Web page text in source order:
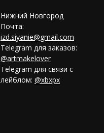
Нижний Новгород
Почта:
izd.siyanie@gmail.com
Telegram для заказов:
@artmakelover
Telegram для связи с
лейблом: @xbxpx